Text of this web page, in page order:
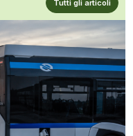
Tutti gli articoli